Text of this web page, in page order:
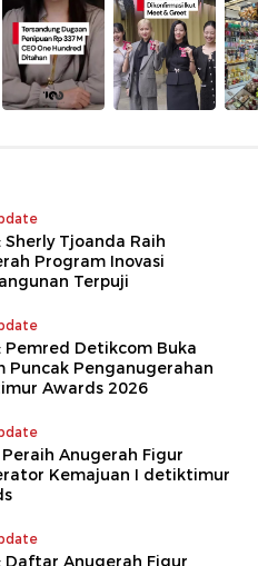
Sherly Tjoanda Raih
Program Inovasi
Terpuji
Pemred Detikcom Buka
Puncak Penganugerahan
Awards 2026
Anugerah Figur
Kemajuan I detiktimur
Daftar Anugerah Figur